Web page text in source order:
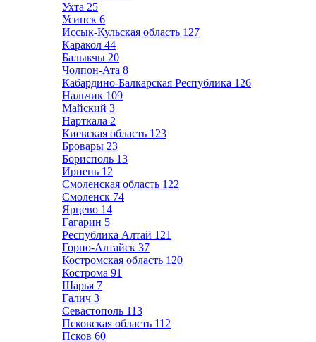
Ухта 25
Усинск 6
Иссык-Кульская область 127
Каракол 44
Балыкчы 20
Чолпон-Ата 8
Кабардино-Балкарская Республика 126
Нальчик 109
Майский 3
Нарткала 2
Киевская область 123
Бровары 23
Борисполь 13
Ирпень 12
Смоленская область 122
Смоленск 74
Ярцево 14
Гагарин 5
Республика Алтай 121
Горно-Алтайск 37
Костромская область 120
Кострома 91
Шарья 7
Галич 3
Севастополь 113
Псковская область 112
Псков 60